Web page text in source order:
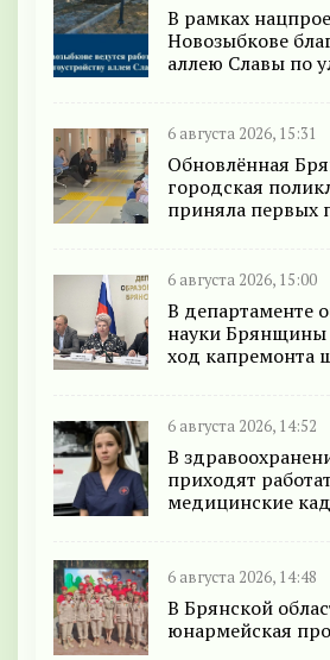
В рамках
Новозыбкове
аллею Славы по
6 августа 2026, 15:31
Обновлённая
городская
приняла первых
6 августа 2026, 15:00
В департаменте
науки Брянщины
ход капремонта
6 августа 2026, 14:52
В
приходят
медицинские
6 августа 2026, 14:48
В Брянской
юнармейская